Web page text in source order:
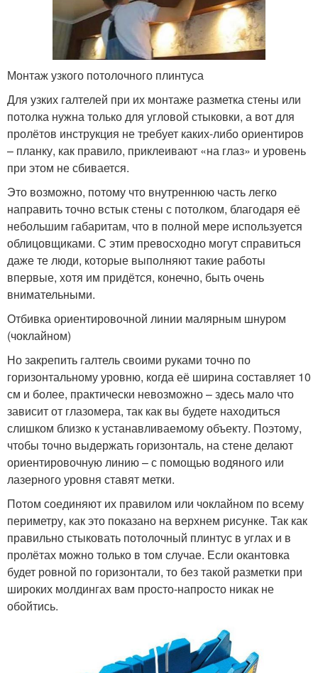
Монтаж узкого потолочного плинтуса
Для узких галтелей при их монтаже разметка стены или
потолка нужна только для угловой стыковки, а вот для
пролётов инструкция не требует каких-либо ориентиров
– планку, как правило, приклеивают «на глаз» и уровень
при этом не сбивается.
Это возможно, потому что внутреннюю часть легко
направить точно встык стены с потолком, благодаря её
небольшим габаритам, что в полной мере используется
облицовщиками. С этим превосходно могут справиться
даже те люди, которые выполняют такие работы
впервые, хотя им придётся, конечно, быть очень
внимательными.
Отбивка ориентировочной линии малярным шнуром
(чоклайном)
Но закрепить галтель своими руками точно по
горизонтальному уровню, когда её ширина составляет 10
см и более, практически невозможно – здесь мало что
зависит от глазомера, так как вы будете находиться
слишком близко к устанавливаемому объекту. Поэтому,
чтобы точно выдержать горизонталь, на стене делают
ориентировочную линию – с помощью водяного или
лазерного уровня ставят метки.
Потом соединяют их правилом или чоклайном по всему
периметру, как это показано на верхнем рисунке. Так как
правильно стыковать потолочный плинтус в углах и в
пролётах можно только в том случае. Если окантовка
будет ровной по горизонтали, то без такой разметки при
широких молдингах вам просто-напросто никак не
обойтись.